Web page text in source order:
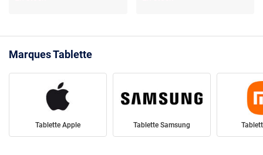
Marques Tablette
Tablette Apple Tablette Samsung